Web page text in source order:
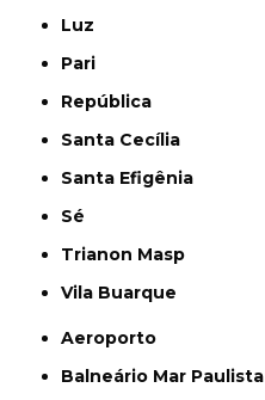
Luz
Pari
República
Santa Cecília
Santa Efigênia
Sé
Trianon Masp
Vila Buarque
Aeroporto
Balneário Mar Paulista